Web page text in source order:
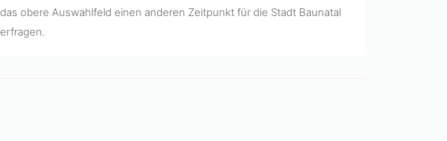
das obere Auswahlfeld einen anderen Zeitpunkt für die Stadt Baunatal
erfragen.